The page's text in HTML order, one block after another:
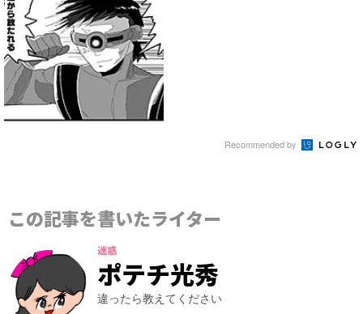
Recommended by
この記事を書いたライター
迷惑
ポテチ光秀
違ったら教えてください